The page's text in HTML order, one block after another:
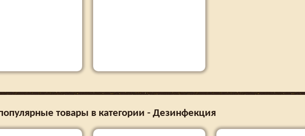
товары в категории - Дезинфекция